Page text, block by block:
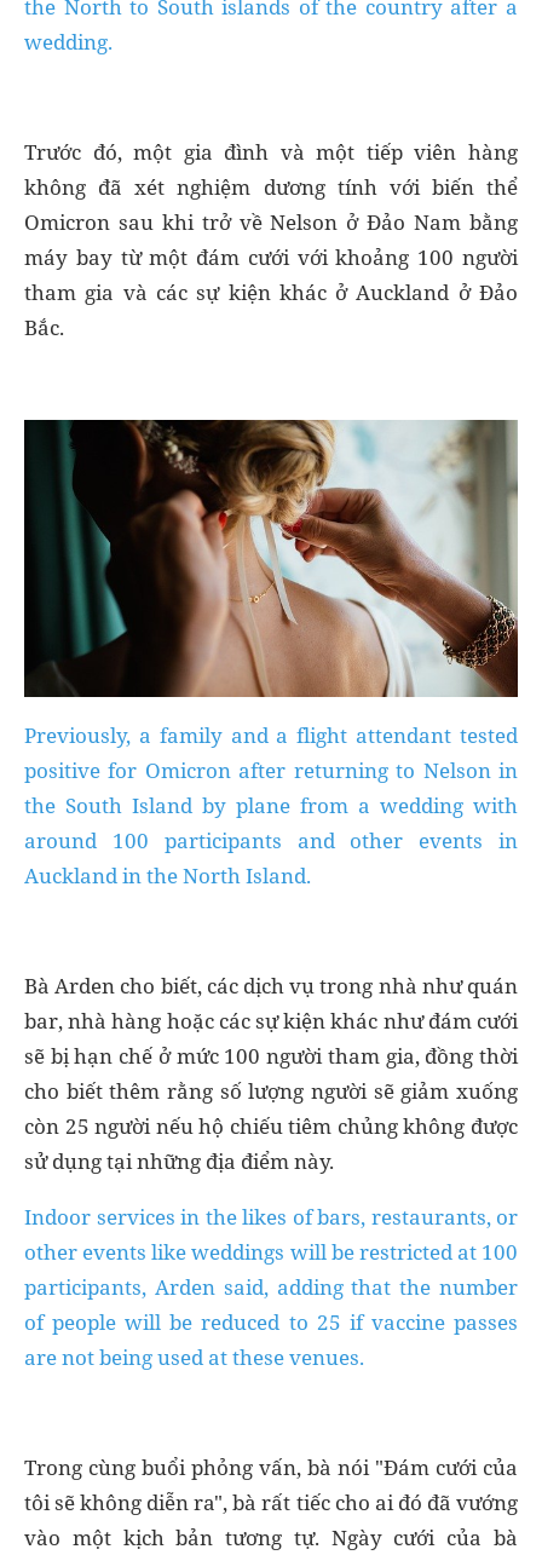
the North to South islands of the country after a
wedding.
Trước đó, một gia đình và một tiếp viên hàng
không đã xét nghiệm dương tính với biến thể
Omicron sau khi trở về Nelson ở Đảo Nam bằng
máy bay từ một đám cưới với khoảng 100 người
tham gia và các sự kiện khác ở Auckland ở Đảo
Bắc.
Previously, a family and a flight attendant tested
positive for Omicron after returning to Nelson in
the South Island by plane from a wedding with
around 100 participants and other events in
Auckland in the North Island.
Bà Arden cho biết, các dịch vụ trong nhà như quán
bar, nhà hàng hoặc các sự kiện khác như đám cưới
sẽ bị hạn chế ở mức 100 người tham gia, đồng thời
cho biết thêm rằng số lượng người sẽ giảm xuống
còn 25 người nếu hộ chiếu tiêm chủng không được
sử dụng tại những địa điểm này.
Indoor services in the likes of bars, restaurants, or
other events like weddings will be restricted at 100
participants, Arden said, adding that the number
of people will be reduced to 25 if vaccine passes
are not being used at these venues.
Trong cùng buổi phỏng vấn, bà nói "Đám cưới của
tôi sẽ không diễn ra", bà rất tiếc cho ai đó đã vướng
vào một kịch bản tương tự. Ngày cưới của bà